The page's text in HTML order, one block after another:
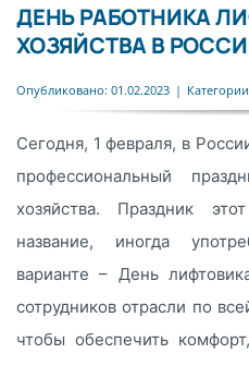
ДЕНЬ РАБОТНИКА
ХОЗЯЙСТВА В
Опубликовано: 01.02.2023 |
Сегодня, 1 февраля, в
профессиональный
хозяйства. Праздник
название, иногда
варианте – День
сотрудников отрасли по
чтобы обеспечить